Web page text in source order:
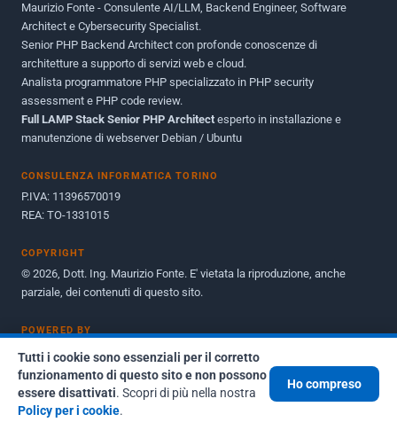
Maggio 2011
Dicembre 2010
Ottobre 2010
Maggio 2010
Giugno 2009
Maurizio Fonte - Consulente AI/LLM, Backend Engineer, Software
Architect e Cybersecurity Specialist.
Senior PHP Backend Architect con profonde conoscenze di
architetture a supporto di servizi web e cloud.
Analista programmatore PHP specializzato in PHP security
assessment e PHP code review.
Full LAMP Stack Senior PHP Architect esperto in installazione e
manutenzione di webserver Debian / Ubuntu
CONSULENZA INFORMATICA TORINO
P.IVA: 11396570019
REA: TO-1331015
COPYRIGHT
© 2026, Dott. Ing. Maurizio Fonte. E' vietata la riproduzione, anche
parziale, dei contenuti di questo sito.
POWERED BY
Emmeffe Engine v1.4.4
· Maurizio Fonte, 2008-2026
WAE Core· Maurizio Fonte, 2011-2026
Cookie Policy:tutti i cookie sono essenziali per il corretto funzionamento
Tutti i cookie sono essenziali per il corretto
funzionamento di questo sito e non possono
essere disattivati. Scopri di più nella nostra
Policy per i cookie.
Ho compreso